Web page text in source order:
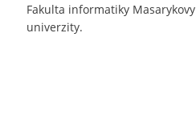
Fakulta informatiky Masarykovy
univerzity.